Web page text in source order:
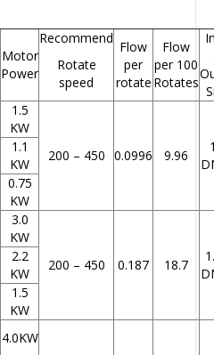
Motor
Power
Recommend
Rotate
speed
Flow
per
rotate
Flow
per 100
Rotates
1.5
KW
200 – 450 0.0996 9.96
1.1
KW
0.75
KW
3.0
KW
200 – 450
0.187 18.7
2.2
KW
1.5
KW
4.0KW